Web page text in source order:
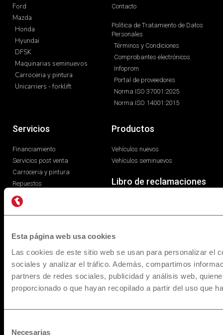
Esta página web usa cookies
Las cookies de este sitio web se usan para personalizar el
sociales y analizar el tráfico. Además, compartimos
partners de redes sociales, publicidad y análisis web,
proporcionado o que hayan recopilado a partir del uso que
Necesarias
Ford
Mazda
Honda
Hyundai
DFSK
Maquinarias seminuevos
Carroceria y pintura
Unicarriers - forklift
Contacto
Política de Tratamiento de Datos
Personales
Términos y Condiciones
Comprobantes electrónicos
Infoprom
Portal de proveedores
Norma ISO 37001:2025
Norma ISO 14001:2015
Servicios
Financiamiento
Servicios post venta
Carroceria y pintura
Repuestos
Productos
Vehículos nuevos
Vehículos seminuevos
Libro de reclamaciones
* Los precios y versiones de los modelos mostrados en